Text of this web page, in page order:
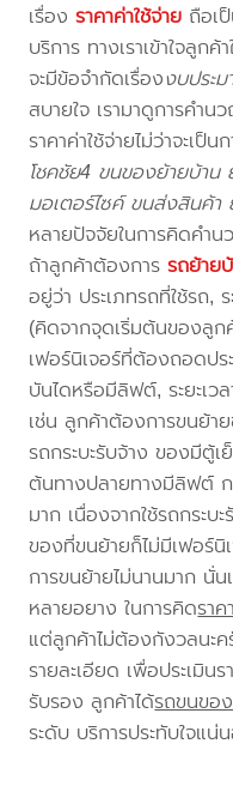
เรื่องราคาค่าใช้จ่าย ถือเ
บริการ ทางเราเข้าใจลูก
จะมีข้อจำกัดเรื่องงบประ
สบายใจ เรามาดูการคำ
ราคาค่าใช้จ่ายไม่ว่าจะเป็
โชคชัย4 ขนของย้ายบ้า
มอเตอร์ไซค์ ขนส่งสินค้
หลายปัจจัยในการคิดคำ
ถ้าลูกค้าต้องการรถย้าย
อยู่ว่า ประเภทรถที่ใช้รถ,
(คิดจากจุดเริ่มต้นของลู
เฟอร์นิเจอร์ที่ต้องถอดป
บันไดหรือมีลิฟต์, ระยะเว
เช่น ลูกค้าต้องการขนย้า
รถกระบะรับจ้าง ของมีตู้
ต้นทางปลายทางมีลิฟต์ ก
มาก เนื่องจากใช้รถกระ
ของที่ขนย้ายก็ไม่มีเฟอร์นิ
การขนย้ายไม่นานมาก นั่น
หลายอยาง ในการคิดรา
แต่ลูกค้าไม่ต้องกังวลนะ
รายละเอียด เพื่อประเมิน
รับรอง ลูกค้าได้รถขนขอ
ระดับ บริการประทับใจแน่